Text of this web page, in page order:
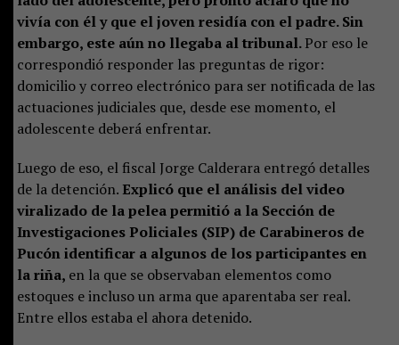
vivía con él y que el joven residía con el padre. Sin
embargo, este aún no llegaba al tribunal.Por eso le
correspondió responder las preguntas de rigor:
domicilio y correo electrónico para ser notificada de las
actuaciones judiciales que, desde ese momento, el
adolescente deberá enfrentar.
Luego de eso, el fiscal Jorge Calderara entregó detalles
de la detención. Explicó que el análisis del video
viralizado de la pelea permitió a la Sección de
Investigaciones Policiales (SIP) de Carabineros de
Pucón identificar a algunos de los participantes en
la riña, en la que se observaban elementos como
estoques e incluso un arma que aparentaba ser real.
Entre ellos estaba el ahora detenido.